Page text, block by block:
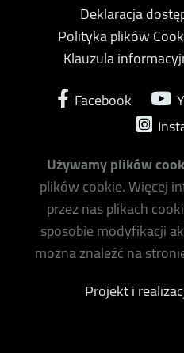
Deklaracja
Polityka plików
Klauzula
Facebook
Używamy plików
plików cookie. Więcej
przez nas plikach
sposobie modyfikacji
można znaleźć na
Projekt i